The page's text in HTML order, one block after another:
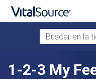
Saltar al contenido
Buscar en la
1-2-3 My